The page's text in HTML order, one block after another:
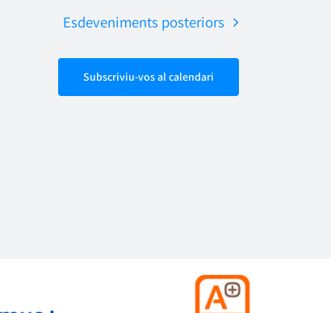
Esdevenimentsposteriors
Subscriviu-vos al calendari